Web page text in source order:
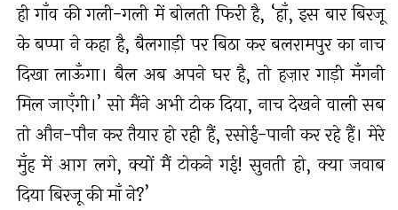
ही गाँव की गली-गली में बोलती फिरी है, ‘हाँ, इस बार बिरजू
के बप्पा ने कहा है, बैलगाड़ी पर बिठा कर बलरामपुर का नाच
दिखा लाऊँगा। बैल अब अपने घर है, तो हज़ार गाड़ी मँगनी
मिल जाएँगी।’ सो मैंने अभी टोक दिया, नाच देखने वाली सब
तो औन-पौन कर तैयार हो रही हैं, रसोई-पानी कर रहे हैं। मेरे
मुँह में आग लगे, क्यों मैं टोकने गई! सुनती हो, क्या जवाब
दिया बिरजू की माँ ने?’